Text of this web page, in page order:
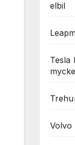
elbil
Tesla
Volvo